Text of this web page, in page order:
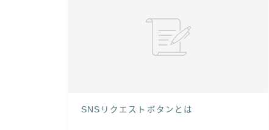
SNSリクエストボタンとは